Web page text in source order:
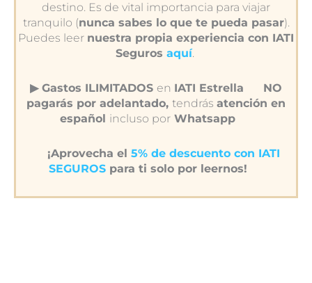
destino. Es de vital importancia para viajar
tranquilo (nunca sabes lo que te pueda pasar).
Puedes leer nuestra propia experiencia con IATI
Seguros aquí.
▶︎ Gastos ILIMITADOS en IATI Estrella
NO
pagarás por adelantado, tendrás atención en
español incluso por Whatsapp
¡Aprovecha el 5% de descuento con IATI
SEGUROSpara ti solo por leernos!